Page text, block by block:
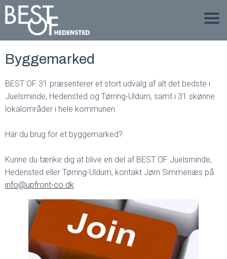
Byggemarked
BEST OF 31 præsenterer et stort udvalg af alt det bedste i
Juelsminde, Hedensted og Tørring-Uldum, samt i 31 skønne
lokalområder i hele kommunen.
Har du brug for et byggemarked?
Kunne du tænke dig at blive en del af BEST OF Juelsminde,
Hedensted eller Tørring-Uldum, kontakt Jørn Simmenæs på
info@upfront-co.dk